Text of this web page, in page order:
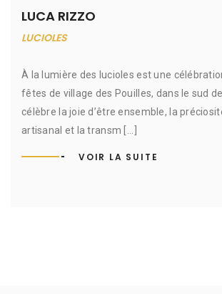
LUCA RIZZO
LUCIOLES
À la lumière des lucioles est une
fêtes de village des Pouilles, dans le sud de
célèbre la joie d’être ensemble, la
artisanal et la transm [...]
VOIR LA SUITE